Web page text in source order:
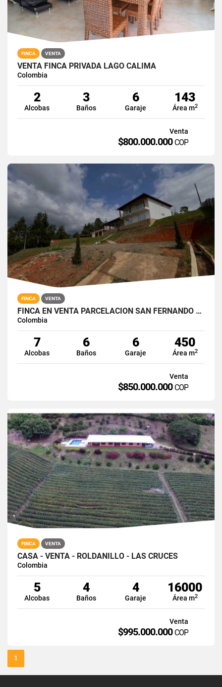
FINCA VENTA
VENTA FINCA PRIVADA LAGO CALIMA
Colombia
2
Alcobas
3
Baños
6
Garaje
143
Área m2
Venta
$800.000.000 COP
FINCA VENTA
FINCA EN VENTA PARCELACIÓN SAN FERNANDO VIA QUEREMAL KM30
Colombia
7
Alcobas
6
Baños
6
Garaje
450
Área m2
Venta
$850.000.000 COP
FINCA VENTA
CASA - VENTA - ROLDANILLO - LAS CRUCES
Colombia
5
Alcobas
4
Baños
4
Garaje
16000
Área m2
Venta
$995.000.000 COP
1